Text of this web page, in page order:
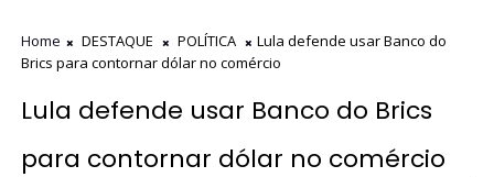
Home DESTAQUE POLÍTICA
Lula defende usar Banco do
Brics para contornar dólar no comércio
Lula defende usar Banco do Brics
para contornar dólar no comércio